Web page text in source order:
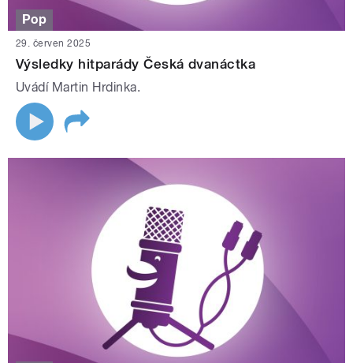
Pop
29. červen 2025
Výsledky hitparády Česká dvanáctka
Uvádí Martin Hrdinka.